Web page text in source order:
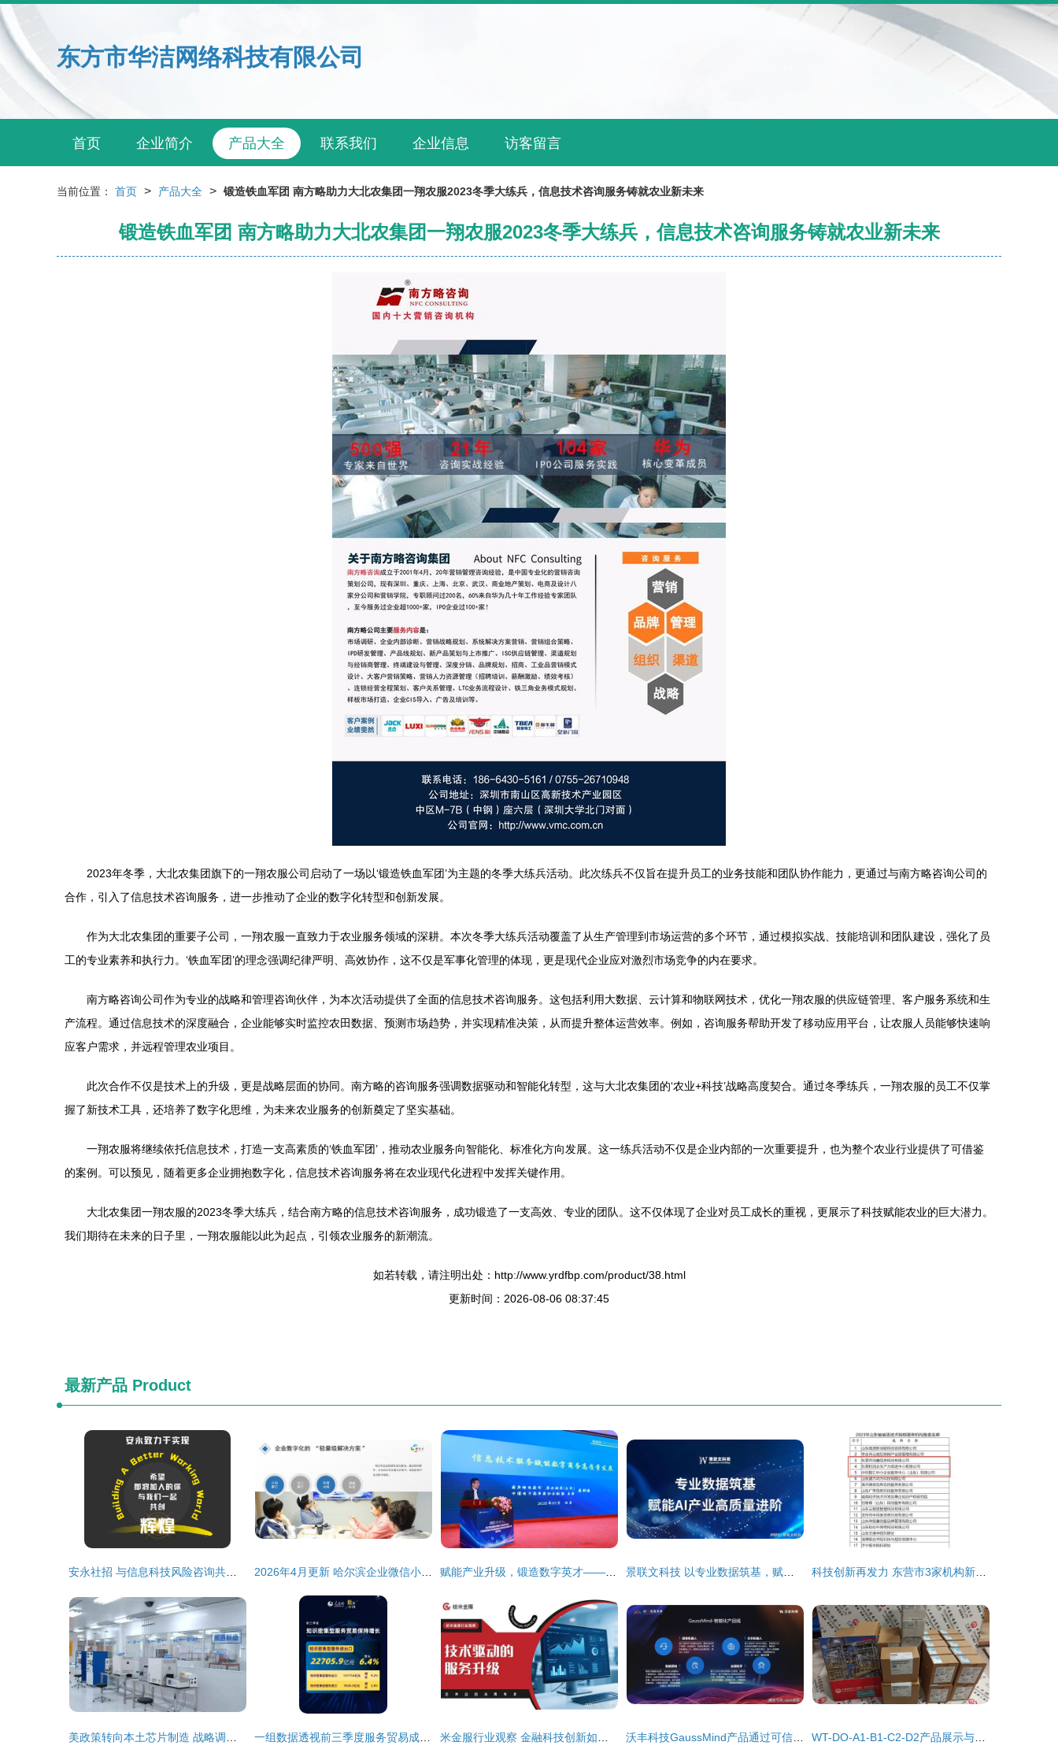
东方市华洁网络科技有限公司
首页 企业简介 产品大全 联系我们 企业信息 访客留言
当前位置： 首页 > 产品大全 > 锻造铁血军团 南方略助力大北农集团一翔农服2023冬季大练兵，信息技术咨询服务铸就农业新未来
锻造铁血军团 南方略助力大北农集团一翔农服2023冬季大练兵，信息技术咨询服务铸就农业新未来
2023年冬季，大北农集团旗下的一翔农服公司启动了一场以‘锻造铁血军团’为主题的冬季大练兵活动。此次练兵不仅旨在提升员工的业务技能和团队协作能力，更通过与南方略咨询公司的
合作，引入了信息技术咨询服务，进一步推动了企业的数字化转型和创新发展。
作为大北农集团的重要子公司，一翔农服一直致力于农业服务领域的深耕。本次冬季大练兵活动覆盖了从生产管理到市场运营的多个环节，通过模拟实战、技能培训和团队建设，强化了员
工的专业素养和执行力。‘铁血军团’的理念强调纪律严明、高效协作，这不仅是军事化管理的体现，更是现代企业应对激烈市场竞争的内在要求。
南方略咨询公司作为专业的战略和管理咨询伙伴，为本次活动提供了全面的信息技术咨询服务。这包括利用大数据、云计算和物联网技术，优化一翔农服的供应链管理、客户服务系统和生
产流程。通过信息技术的深度融合，企业能够实时监控农田数据、预测市场趋势，并实现精准决策，从而提升整体运营效率。例如，咨询服务帮助开发了移动应用平台，让农服人员能够快速响
应客户需求，并远程管理农业项目。
此次合作不仅是技术上的升级，更是战略层面的协同。南方略的咨询服务强调数据驱动和智能化转型，这与大北农集团的‘农业+科技’战略高度契合。通过冬季练兵，一翔农服的员工不仅掌
握了新技术工具，还培养了数字化思维，为未来农业服务的创新奠定了坚实基础。
一翔农服将继续依托信息技术，打造一支高素质的‘铁血军团’，推动农业服务向智能化、标准化方向发展。这一练兵活动不仅是企业内部的一次重要提升，也为整个农业行业提供了可借鉴
的案例。可以预见，随着更多企业拥抱数字化，信息技术咨询服务将在农业现代化进程中发挥关键作用。
大北农集团一翔农服的2023冬季大练兵，结合南方略的信息技术咨询服务，成功锻造了一支高效、专业的团队。这不仅体现了企业对员工成长的重视，更展示了科技赋能农业的巨大潜力。
我们期待在未来的日子里，一翔农服能以此为起点，引领农业服务的新潮流。
如若转载，请注明出处：http://www.yrdfbp.com/product/38.html
更新时间：2026-08-06 08:37:45
最新产品 Product